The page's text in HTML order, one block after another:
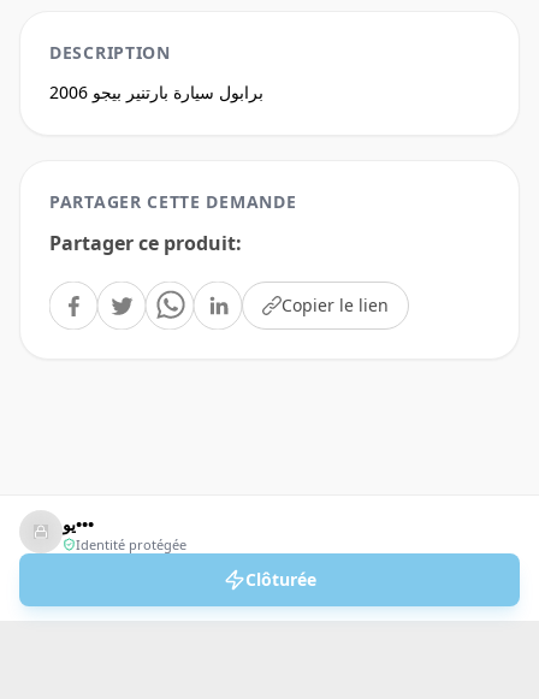
DESCRIPTION
برابول سيارة بارتنير بيجو 2006
PARTAGER CETTE DEMANDE
Partager ce produit:
Copier le lien
يو•••
Identité protégée
Clôturée